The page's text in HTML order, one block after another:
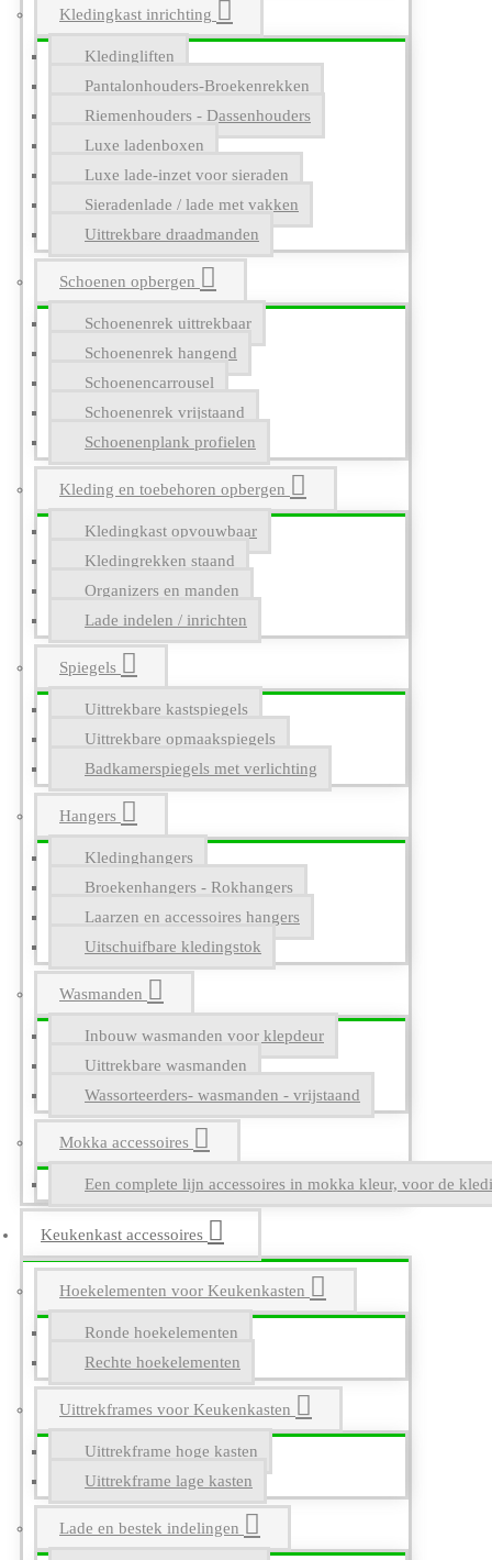
Kledingkast inrichting
Kledingliften
Pantalonhouders-Broekenrekken
Riemenhouders - Dassenhouders
Luxe ladenboxen
Luxe lade-inzet voor sieraden
Sieradenlade / lade met vakken
Uittrekbare draadmanden
Schoenen opbergen
Schoenenrek uittrekbaar
Schoenenrek hangend
Schoenencarrousel
Schoenenrek vrijstaand
Schoenenplank profielen
Kleding en toebehoren opbergen
Kledingkast opvouwbaar
Kledingrekken staand
Organizers en manden
Lade indelen / inrichten
Spiegels
Uittrekbare kastspiegels
Uittrekbare opmaakspiegels
Badkamerspiegels met verlichting
Hangers
Kledinghangers
Broekenhangers - Rokhangers
Laarzen en accessoires hangers
Uitschuifbare kledingstok
Wasmanden
Inbouw wasmanden voor klepdeur
Uittrekbare wasmanden
Wassorteerders- wasmanden - vrijstaand
Mokka accessoires
Een complete lijn accessoires in mokka kleur, voor de
Keukenkast accessoires
Hoekelementen voor Keukenkasten
Ronde hoekelementen
Rechte hoekelementen
Uittrekframes voor Keukenkasten
Uittrekframe hoge kasten
Uittrekframe lage kasten
Lade en bestek indelingen